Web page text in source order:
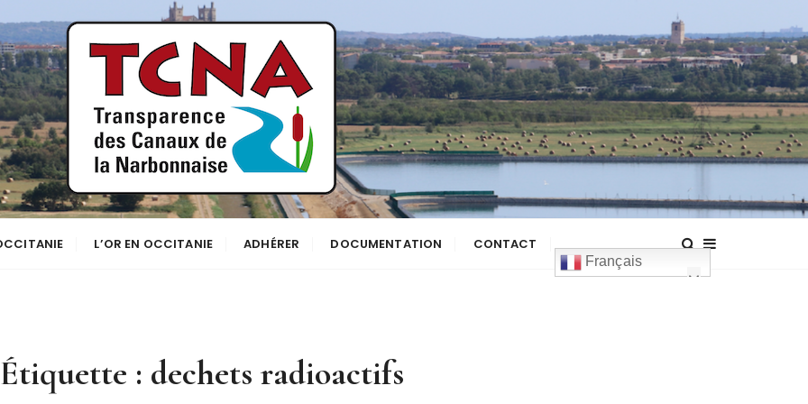
L’OR EN OCCITANIE ADHÉRER DOCUMENTATION CONTACT
Français
Étiquette : dechets radioactifs